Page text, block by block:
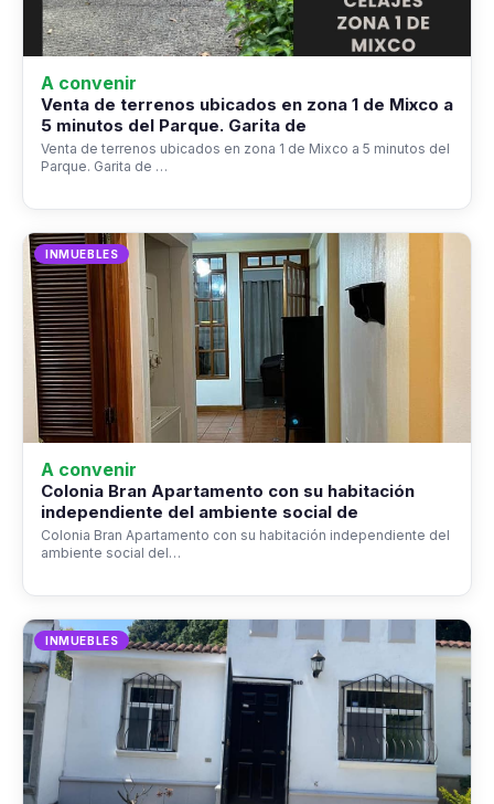
A convenir
Venta de terrenos ubicados en zona 1 de Mixco a
5 minutos del Parque. Garita de
Venta de terrenos ubicados en zona 1 de Mixco a 5 minutos del
Parque. Garita de …
INMUEBLES
A convenir
Colonia Bran Apartamento con su habitación
independiente del ambiente social de
Colonia Bran Apartamento con su habitación independiente del
ambiente social del…
INMUEBLES